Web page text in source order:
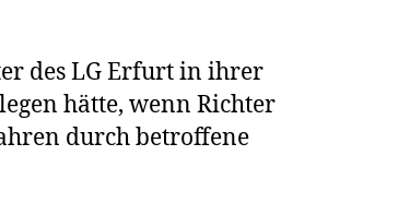
des LG Erfurt in ihrer
hätte, wenn Richter
durch betroffene